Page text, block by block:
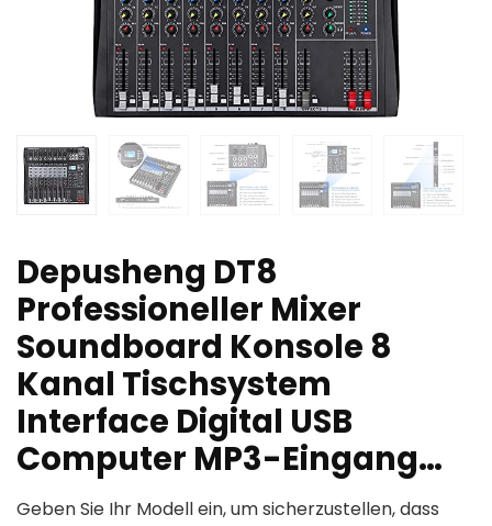
Depusheng DT8
Professioneller Mixer
Soundboard Konsole 8
Kanal Tischsystem
Interface Digital USB
Computer MP3-Eingang…
Geben Sie Ihr Modell ein, um sicherzustellen, dass